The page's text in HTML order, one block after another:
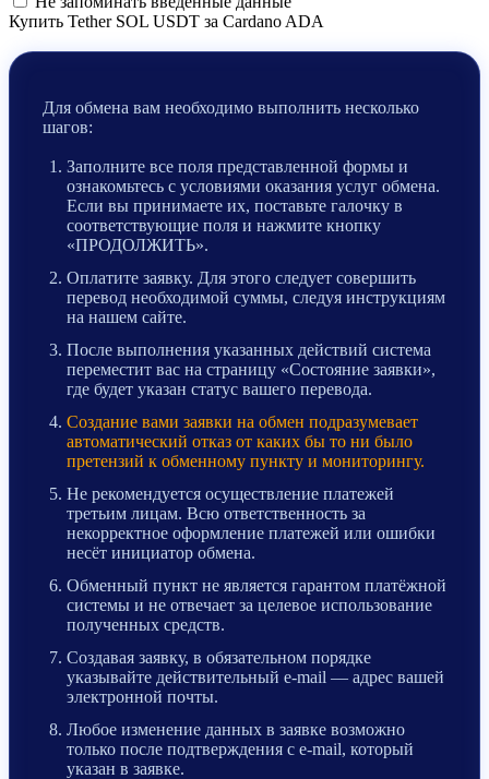
Купить Tether SOL USDT за Cardano ADA
Для обмена вам необходимо выполнить несколько
шагов:
Заполните все поля представленной формы и
ознакомьтесь с условиями оказания услуг обмена.
Если вы принимаете их, поставьте галочку в
соответствующие поля и нажмите кнопку
«ПРОДОЛЖИТЬ».
Оплатите заявку. Для этого следует совершить
перевод необходимой суммы, следуя инструкциям
на нашем сайте.
После выполнения указанных действий система
переместит вас на страницу «Состояние заявки»,
где будет указан статус вашего перевода.
Создание вами заявки на обмен подразумевает
автоматический отказ от каких бы то ни было
претензий к обменному пункту и мониторингу.
Не рекомендуется осуществление платежей
третьим лицам. Всю ответственность за
некорректное оформление платежей или ошибки
несёт инициатор обмена.
Обменный пункт не является гарантом платёжной
системы и не отвечает за целевое использование
полученных средств.
Создавая заявку, в обязательном порядке
указывайте действительный e-mail — адрес вашей
электронной почты.
Любое изменение данных в заявке возможно
только после подтверждения с e-mail, который
указан в заявке.